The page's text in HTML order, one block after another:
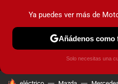
MENÚ
INDUSTRIA
Ya puedes ver más de
Añádenos como
Solo necesitas una